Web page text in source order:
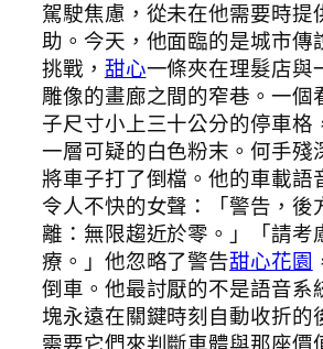
駕駛焦慮，從未在他需要時提
助。今天，他面臨的是城市傳
挑戰， 甜心一條夾在理髮店與
雕像的畫廊之間的窄巷。一個
子尺寸小上三十公分的停車格
一層可疑的白色粉末。何手殘
將車子打了倒檔。他的車載語
令人不快的女聲：「警告，後
離：無限趨近於零。」「請考
療。」他忽略了警告甜心花園
倒車。他最討厭的不是語音系
塊永遠在關鍵時刻自動收折的